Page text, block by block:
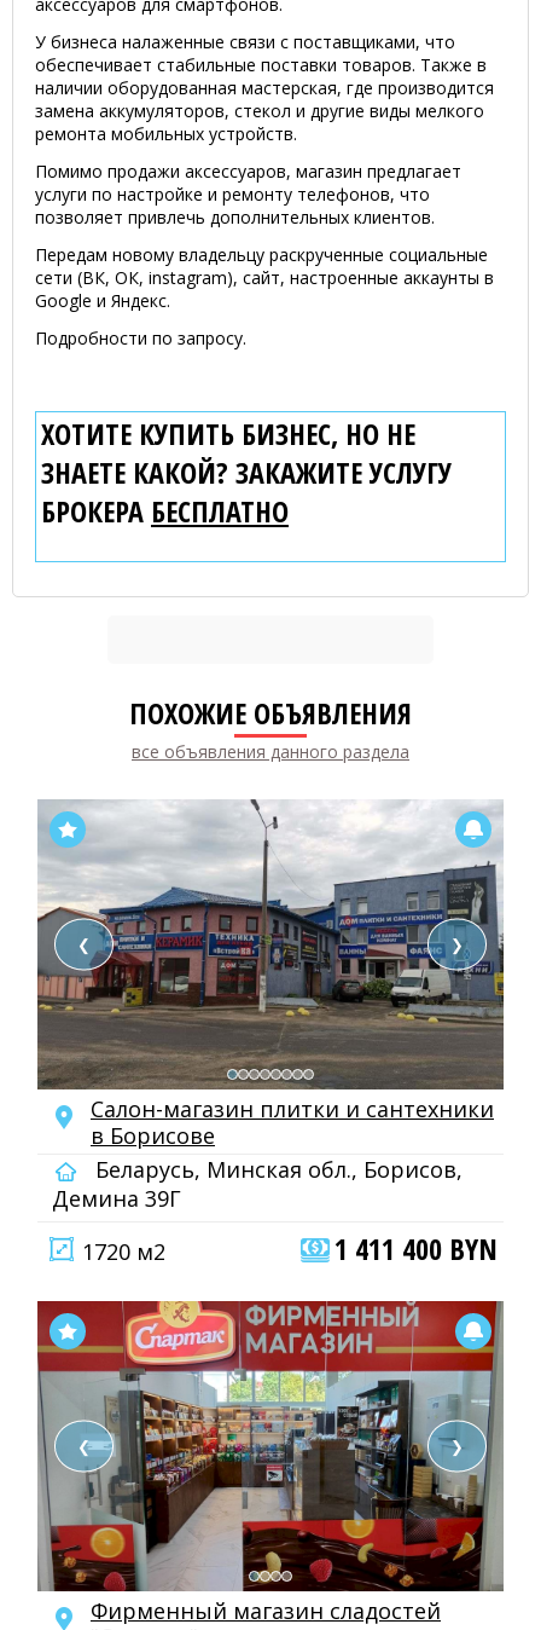
У бизнеса налаженные связи с поставщиками, что
обеспечивает стабильные поставки товаров. Также в
наличии оборудованная мастерская, где производится
замена аккумуляторов, стекол и другие виды мелкого
ремонта мобильных устройств.
Помимо продажи аксессуаров, магазин предлагает
услуги по настройке и ремонту телефонов, что
позволяет привлечь дополнительных клиентов.
Передам новому владельцу раскрученные социальные
сети (ВК, ОК, instagram), сайт, настроенные аккаунты в
Google и Яндекс.
Подробности по запросу.
ХОТИТЕ КУПИТЬ БИЗНЕС, НО НЕ
ЗНАЕТЕ КАКОЙ? ЗАКАЖИТЕ УСЛУГУ
БРОКЕРА БЕСПЛАТНО
ПОХОЖИЕ ОБЪЯВЛЕНИЯ
все объявления данного раздела
❮ ❯
Салон-магазин плитки и сантехники
в Борисове
Беларусь, Минская обл., Борисов,
Демина 39Г
1720 м2
1 411 400 BYN
❮ ❯
Фирменный магазин сладостей